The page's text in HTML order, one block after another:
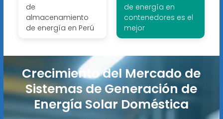
de
almacenamiento
de energía en Perú
de energía en
contenedores es el
mejor
Crecimiento del Mercado de
Sistemas de Generación de
Energía Solar Doméstica